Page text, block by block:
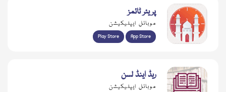
پریئر ٹائمز
موبائل ایپلیکیشن
Play Store App Store
ریڈ اینڈ لسن
موبائل ایپلیکیشن